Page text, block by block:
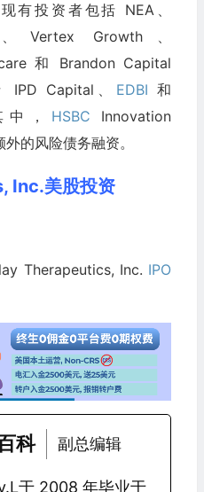
有投资者包括 NEA、
Vertex Growth、
和 Brandon Capital
Capital、 EDBI 和
中， HSBC Innovation
的风险债务融资。
Inc.美股投资
Therapeutics, Inc. IPO
科 副总编辑
于 2008 年毕业于